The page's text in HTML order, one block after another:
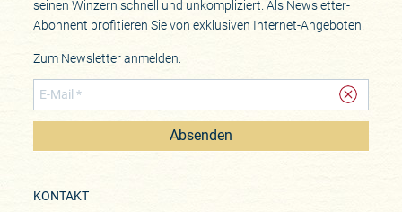
seinen Winzern schnell und unkompliziert. Als Newsletter-
Abonnent profitieren Sie von exklusiven Internet-Angeboten.
Zum Newsletter anmelden:
Absenden
KONTAKT